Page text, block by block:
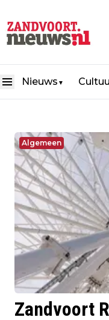
Nieuws ▼
Algemeen
Zandvoort